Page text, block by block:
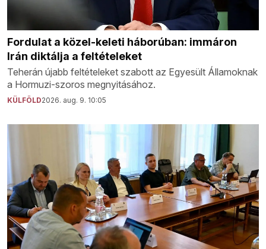
Fordulat a közel-keleti háborúban: immáron
Irán diktálja a feltételeket
Teherán újabb feltételeket szabott az Egyesült Államoknak
a Hormuzi-szoros megnyitásához.
KÜLFÖLD2026. aug. 9. 10:05